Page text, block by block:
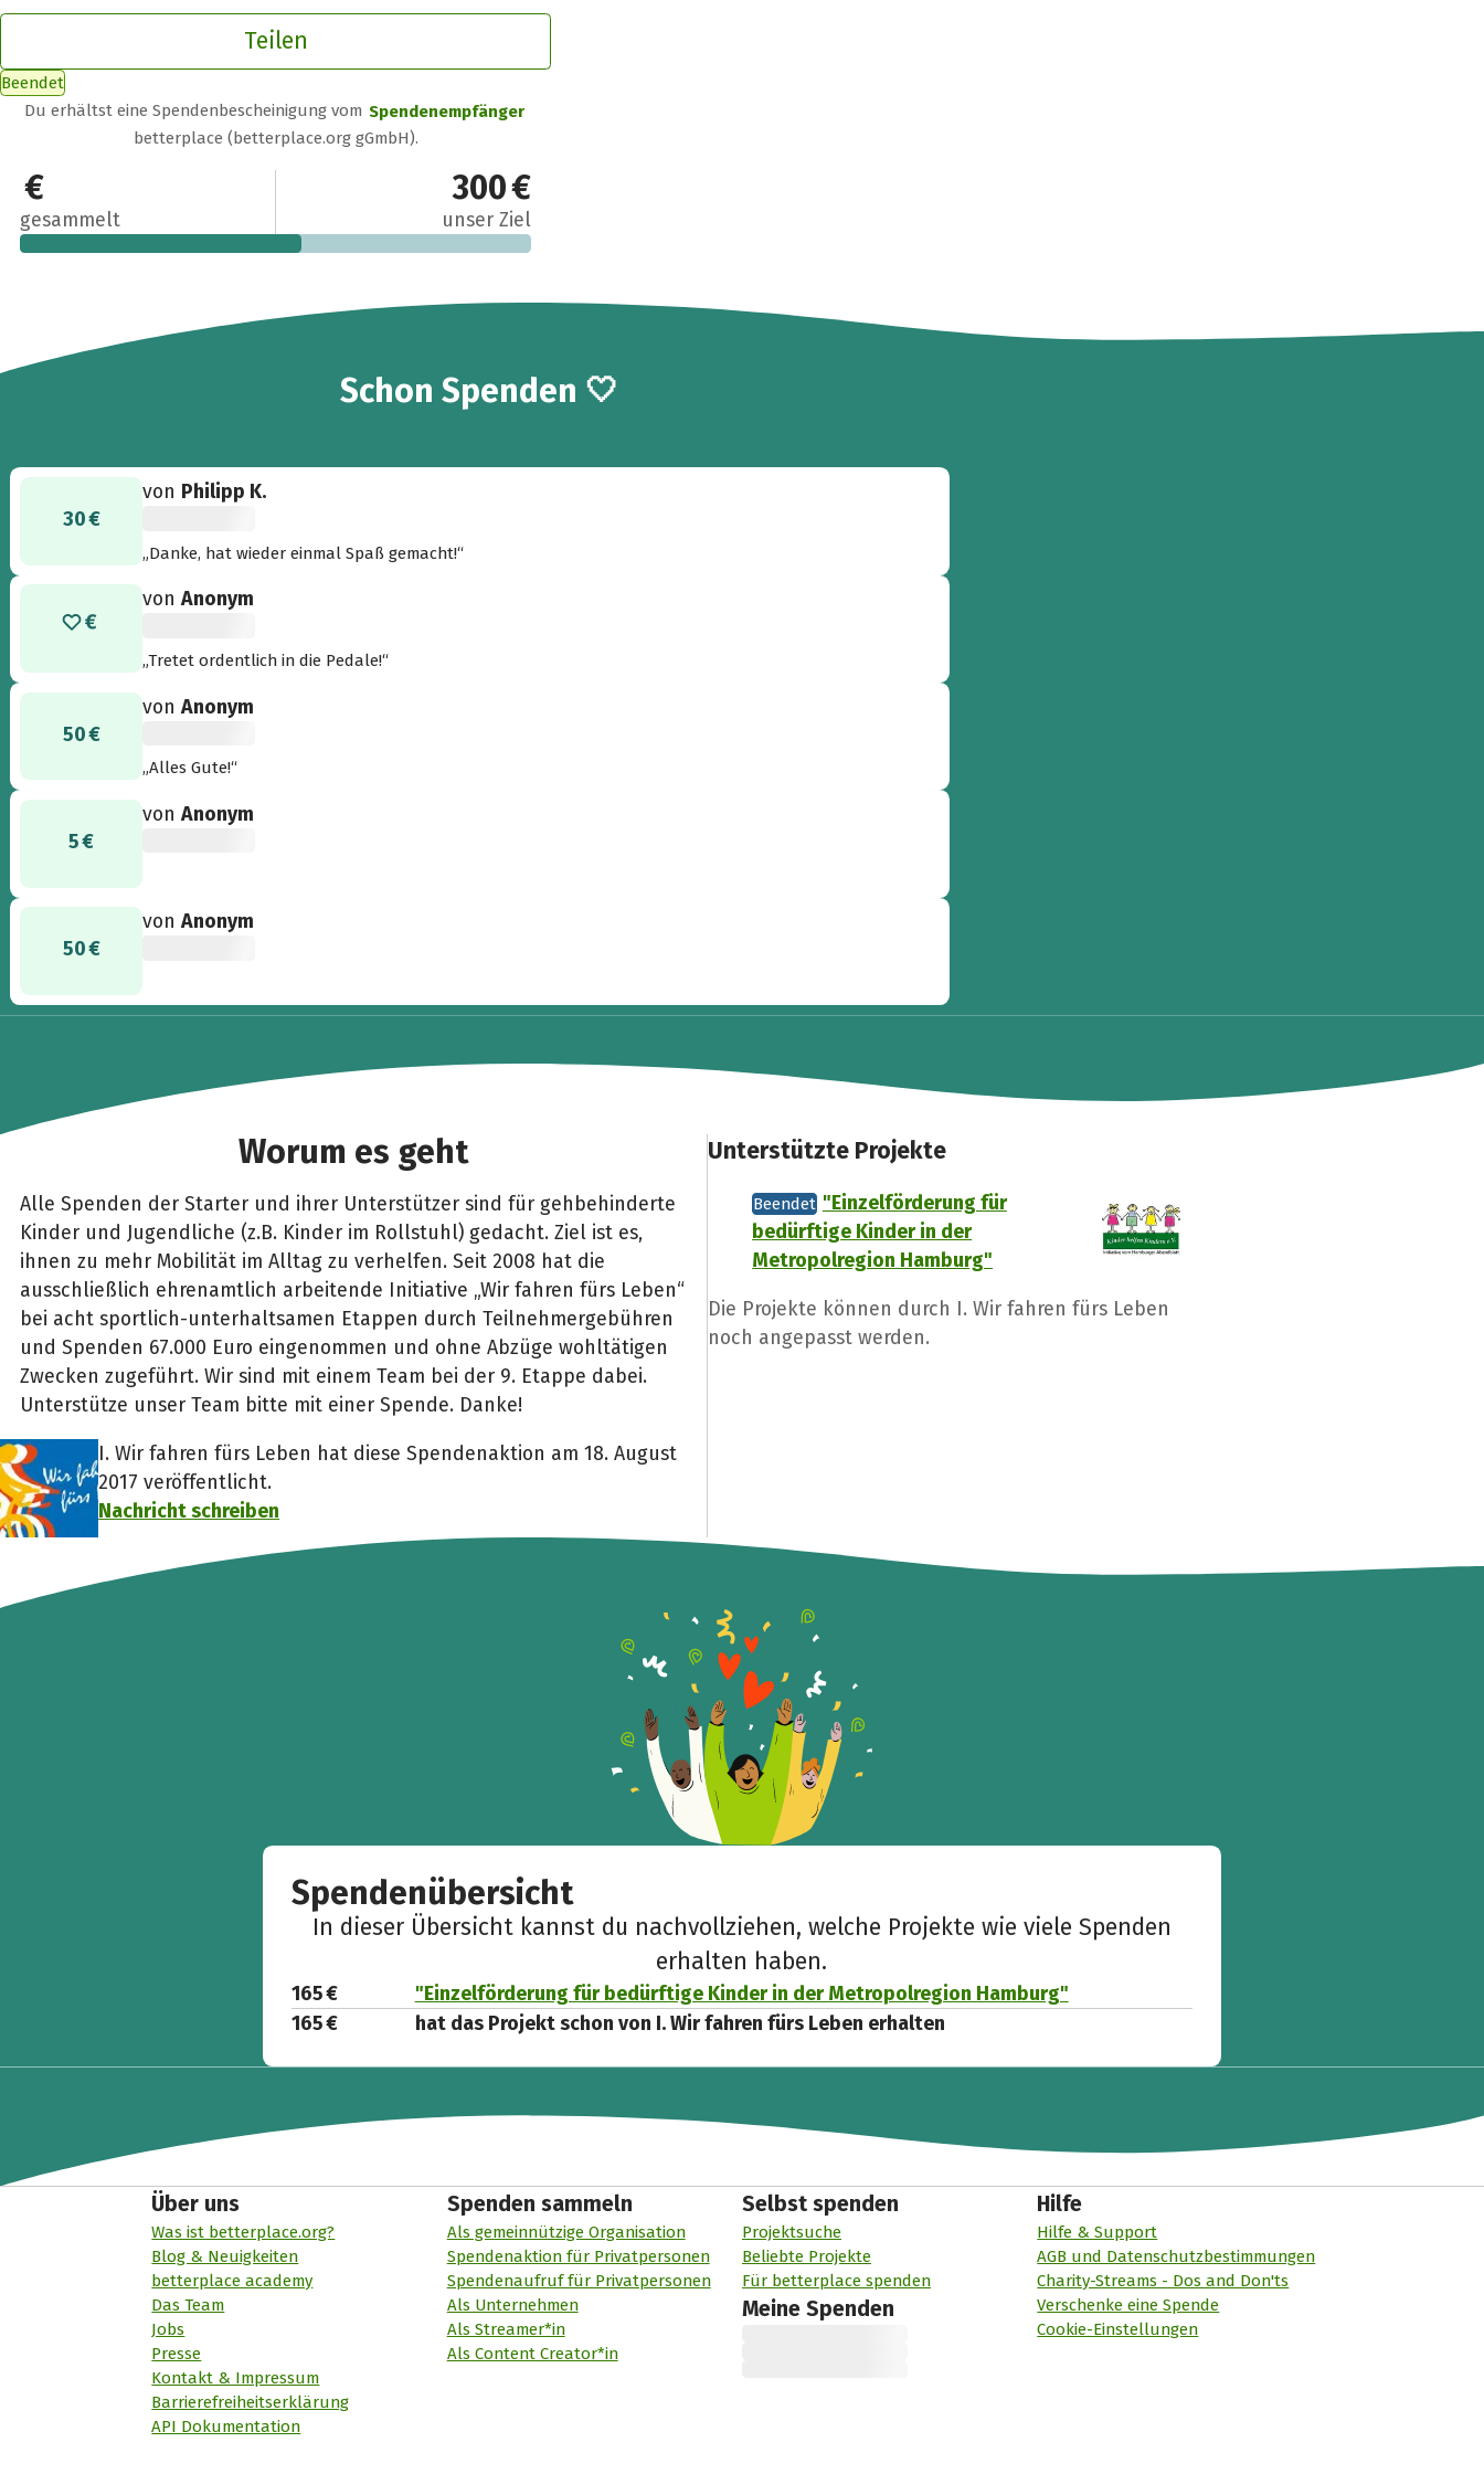
Teilen
Beendet
Du erhältst eine Spendenbescheinigung vom Spendenempfänger
betterplace (betterplace.org gGmbH).
165 €
gesammelt
300 €
unser Ziel
Schon5
Spenden 🤍
30 €
von Philipp K.
„Danke, hat wieder einmal Spaß gemacht!“
vonAnonym
„Tretet ordentlich in die Pedale!“
50 €
vonAnonym
„Alles Gute!“
5 €
vonAnonym
50 €
vonAnonym
Worum es geht
Alle Spenden der Starter und ihrer Unterstützer sind für gehbehinderte
Kinder und Jugendliche (z.B. Kinder im Rollstuhl) gedacht. Ziel ist es,
ihnen zu mehr Mobilität im Alltag zu verhelfen. Seit 2008 hat die
ausschließlich ehrenamtlich arbeitende Initiative „Wir fahren fürs Leben“
bei acht sportlich-unterhaltsamen Etappen durch Teilnehmergebühren
und Spenden 67.000 Euro eingenommen und ohne Abzüge wohltätigen
Zwecken zugeführt. Wir sind mit einem Team bei der 9. Etappe dabei.
Unterstütze unser Team bitte mit einer Spende. Danke!
I. Wir fahren fürs Leben hat diese Spendenaktion am 18. August
2017 veröffentlicht.
Nachricht schreiben
Unterstützte Projekte
Beendet "Einzelförderung für
bedürftige Kinder in der
Metropolregion Hamburg"
Die Projekte können durch I. Wir fahren fürs Leben
noch angepasst werden.
Spendenübersicht
In dieser Übersicht kannst du nachvollziehen, welche Projekte wie viele Spenden
erhalten haben.
165 €
"Einzelförderung für bedürftige Kinder in der Metropolregion Hamburg"
165 €
hat das Projekt schon von I. Wir fahren fürs Leben erhalten
Hilf mit noch mehr Spenden zu sammeln!
WhatsApp Messenger
Über uns
Was ist betterplace.org?
Blog & Neuigkeiten
betterplace academy
Das Team
Jobs
Presse
Kontakt & Impressum
Barrierefreiheitserklärung
API Dokumentation
Spenden sammeln
Als gemeinnützige Organisation
Spendenaktion für Privatpersonen
Spendenaufruf für Privatpersonen
Als Unternehmen
Als Streamer*in
Als Content Creator*in
Selbst spenden
Projektsuche
Beliebte Projekte
Für betterplace spenden
Meine Spenden
Hilfe
Hilfe & Support
AGB und Datenschutzbestimmungen
Charity-Streams - Dos and Don'ts
Verschenke eine Spende
Cookie-Einstellungen